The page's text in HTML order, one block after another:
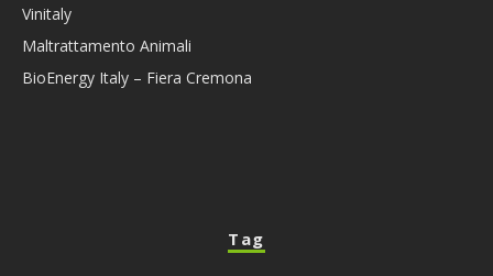
Vinitaly
Maltrattamento Animali
BioEnergy Italy – Fiera Cremona
Tag